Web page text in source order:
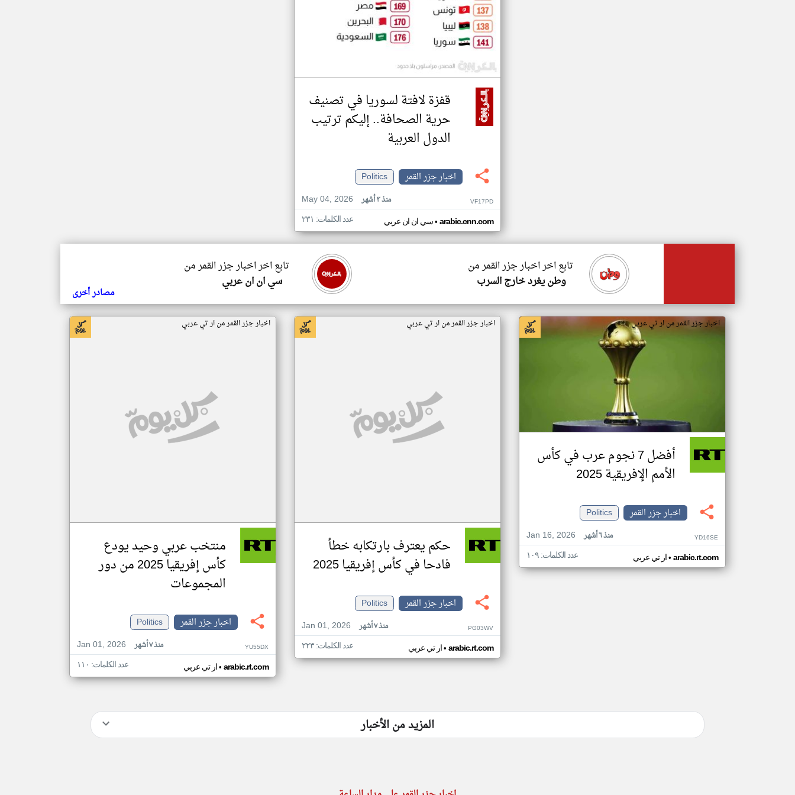
قفزة لافتة لسوريا في تصنيف
حرية الصحافة.. إليكم ترتيب
الدول العربية
اخبار جزر القمر
Politics
May 04, 2026
منذ ٣ أشهر VF17PD
سي ان ان عربي• arabic.cnn.com عدد الكلمات: ٢٣١
تابع اخر اخبار جزر القمر من
سي ان ان عربي
تابع اخر اخبار جزر القمر من
وطن يغرد خارج السرب
مصادر أخرى
اخبار جزر القمر من ار تي عربي
أفضل 7 نجوم عرب في كأس
الأمم الإفريقية 2025
اخبار جزر القمر
Politics
Jan 16, 2026
منذ ٦ أشهر YD16SE
ار تي عربي• arabic.rt.com عدد الكلمات: ١٠٩
اخبار جزر القمر من ار تي عربي
حكم يعترف بارتكابه خطأ
فادحا في كأس إفريقيا 2025
اخبار جزر القمر
Politics
Jan 01, 2026
منذ ٧ أشهر PG03WV
ار تي عربي• arabic.rt.com عدد الكلمات: ٢٢٣
اخبار جزر القمر من ار تي عربي
منتخب عربي وحيد يودع
كأس إفريقيا 2025 من دور
المجموعات
اخبار جزر القمر
Politics
Jan 01, 2026
منذ ٧ أشهر YU55DX
ار تي عربي• arabic.rt.com عدد الكلمات: ١١٠
المزيد من الأخبار